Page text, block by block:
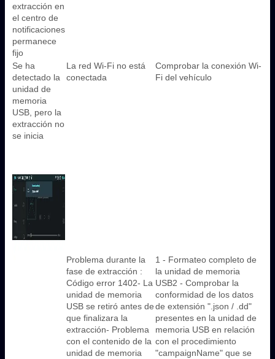
extracción en
el centro de
notificaciones
permanece
fijo
Se ha
detectado la
unidad de
memoria
USB, pero la
extracción no
se inicia
La red Wi-Fi no está
conectada
Comprobar la conexión Wi-
Fi del vehículo
Problema durante la
fase de extracción :
Código error 1402- La
unidad de memoria
USB se retiró antes de
que finalizara la
extracción- Problema
con el contenido de la
unidad de memoria
1 - Formateo completo de
la unidad de memoria
USB2 - Comprobar la
conformidad de los datos
de extensión ".json / .dd"
presentes en la unidad de
memoria USB en relación
con el procedimiento
"campaignName" que se